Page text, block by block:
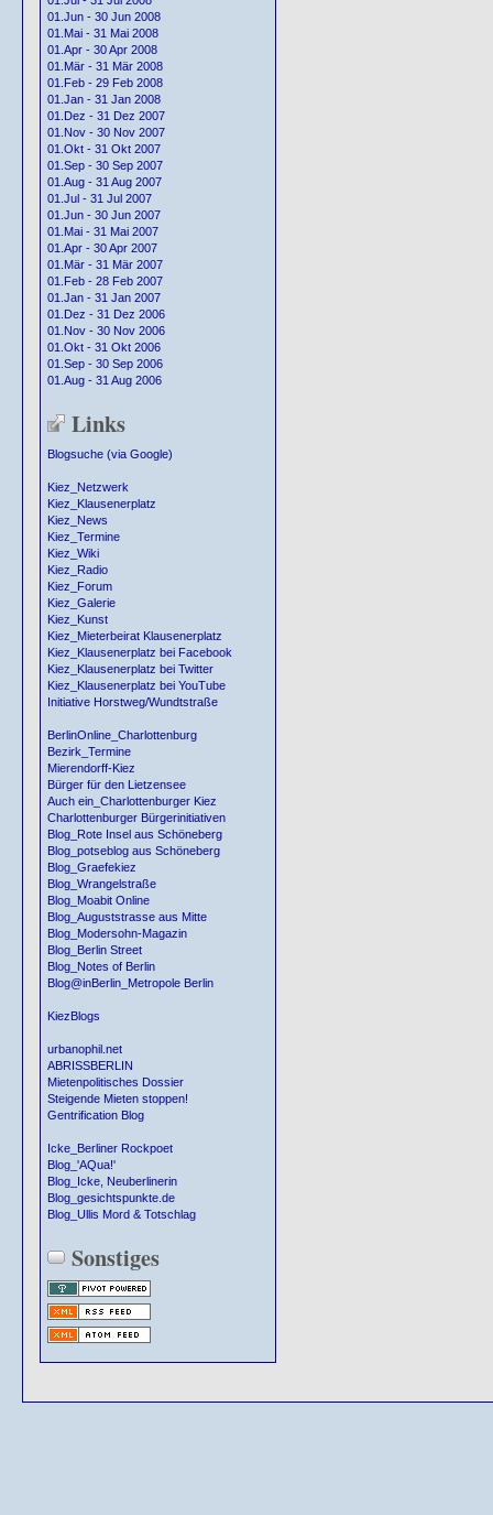
01.Jun - 30 Jun 2008
01.Mai - 31 Mai 2008
01.Apr - 30 Apr 2008
01.Mär - 31 Mär 2008
01.Feb - 29 Feb 2008
01.Jan - 31 Jan 2008
01.Dez - 31 Dez 2007
01.Nov - 30 Nov 2007
01.Okt - 31 Okt 2007
01.Sep - 30 Sep 2007
01.Aug - 31 Aug 2007
01.Jul - 31 Jul 2007
01.Jun - 30 Jun 2007
01.Mai - 31 Mai 2007
01.Apr - 30 Apr 2007
01.Mär - 31 Mär 2007
01.Feb - 28 Feb 2007
01.Jan - 31 Jan 2007
01.Dez - 31 Dez 2006
01.Nov - 30 Nov 2006
01.Okt - 31 Okt 2006
01.Sep - 30 Sep 2006
01.Aug - 31 Aug 2006
Links
Blogsuche (via Google)
Kiez_Netzwerk
Kiez_Klausenerplatz
Kiez_News
Kiez_Termine
Kiez_Wiki
Kiez_Radio
Kiez_Forum
Kiez_Galerie
Kiez_Kunst
Kiez_Mieterbeirat Klausenerplatz
Kiez_Klausenerplatz bei Facebook
Kiez_Klausenerplatz bei Twitter
Kiez_Klausenerplatz bei YouTube
Initiative Horstweg/Wundtstraße
BerlinOnline_Charlottenburg
Bezirk_Termine
Mierendorff-Kiez
Bürger für den Lietzensee
Auch ein_Charlottenburger Kiez
Charlottenburger Bürgerinitiativen
Blog_Rote Insel aus Schöneberg
Blog_potseblog aus Schöneberg
Blog_Graefekiez
Blog_Wrangelstraße
Blog_Moabit Online
Blog_Auguststrasse aus Mitte
Blog_Modersohn-Magazin
Blog_Berlin Street
Blog_Notes of Berlin
Blog@inBerlin_Metropole Berlin
KiezBlogs
urbanophil.net
ABRISSBERLIN
Mietenpolitisches Dossier
Steigende Mieten stoppen!
Gentrification Blog
Icke_Berliner Rockpoet
Blog_'AQua!'
Blog_Icke, Neuberlinerin
Blog_gesichtspunkte.de
Blog_Ullis Mord & Totschlag
Sonstiges